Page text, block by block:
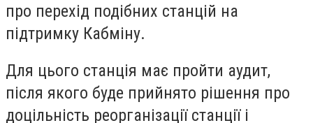
про перехід подібних станцій на
підтримку Кабміну.
Для цього станція має пройти аудит,
після якого буде прийнято рішення про
доцільність реорганізації станції і